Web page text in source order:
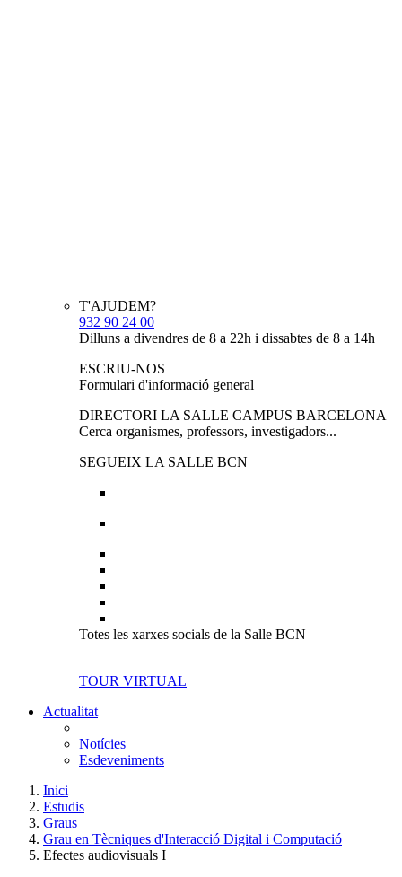
T'AJUDEM?
932 90 24 00
Dilluns a divendres de 8 a 22h i dissabtes de 8 a 14h
ESCRIU-NOS
Formulari d'informació general
DIRECTORI LA SALLE CAMPUS BARCELONA
Cerca organismes, professors, investigadors...
SEGUEIX LA SALLE BCN
Totes les xarxes socials de la Salle BCN
TOUR VIRTUAL
Actualitat
Notícies
Esdeveniments
Inici
Estudis
Graus
Grau en Tècniques d'Interacció Digital i Computació
Efectes audiovisuals I